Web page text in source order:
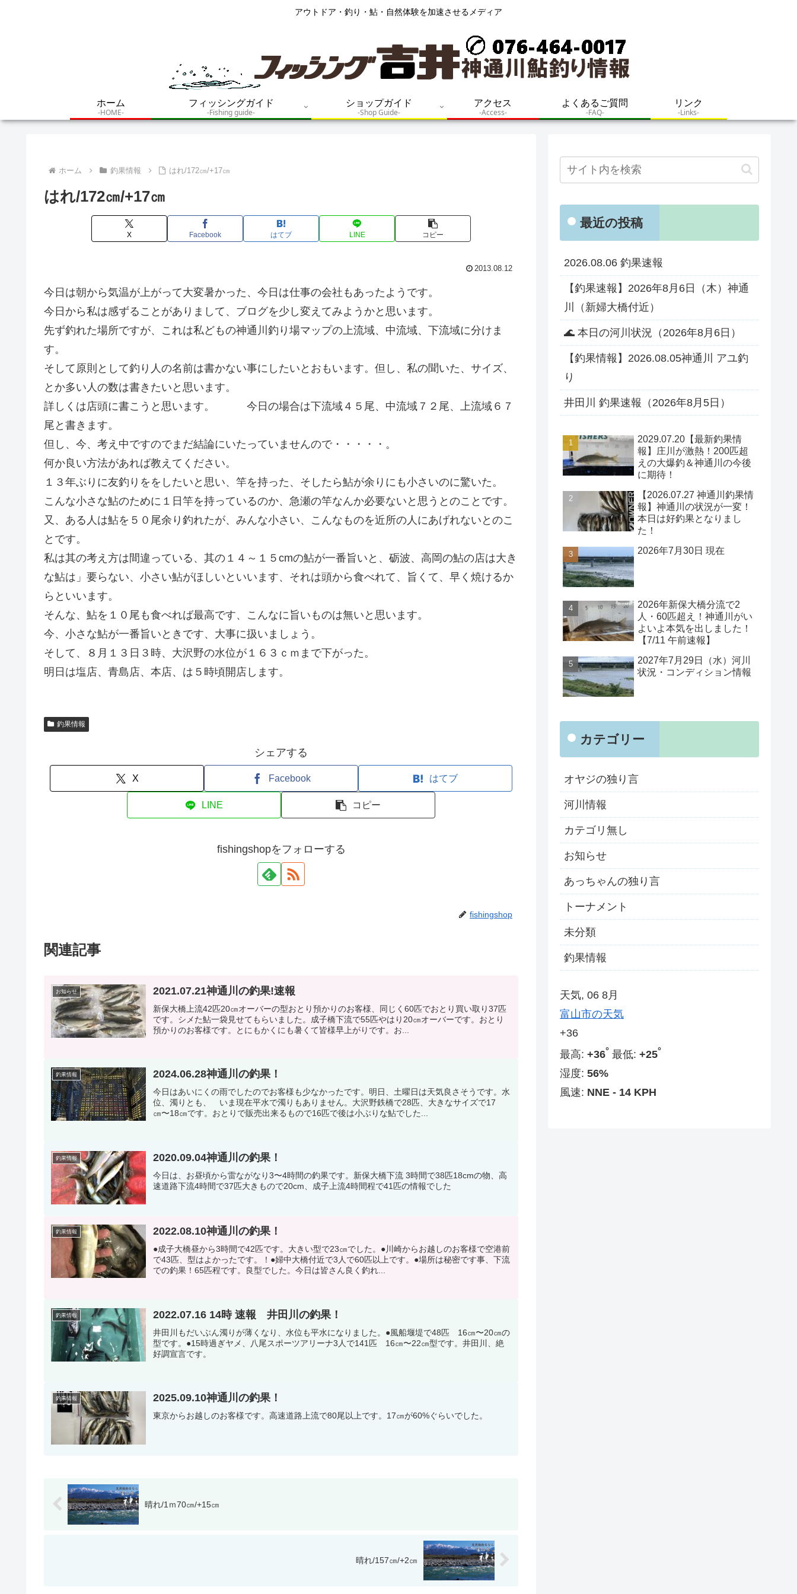
アウトドア・釣り・鮎・自然体験を加速させるメディア
ホーム
-HOME-
フィッシングガイド
-Fishing guide-
ショップガイド
-Shop Guide-
アクセス
-Access-
よくあるご質問
-FAQ-
リンク
-Links-
ホーム 釣果情報 はれ/172㎝/+17㎝
はれ/172㎝/+17㎝
X Facebook はてブ LINE コピー
2013.08.12
今日は朝から気温が上がって大変暑かった、今日は仕事の会社もあったようです。
今日から私は感ずることがありまして、ブログを少し変えてみようかと思います。
先ず釣れた場所ですが、これは私どもの神通川釣り場マップの上流域、中流域、下流域に分けま
す。
そして原則として釣り人の名前は書かない事にしたいとおもいます。但し、私の聞いた、サイズ、
とか多い人の数は書きたいと思います。
詳しくは店頭に書こうと思います。 今日の場合は下流域４５尾、中流域７２尾、上流域６７
尾と書きます。
但し、今、考え中ですのでまだ結論にいたっていませんので・・・・・。
何か良い方法があれば教えてください。
１３年ぶりに友釣りををしたいと思い、竿を持った、そしたら鮎が余りにも小さいのに驚いた。
こんな小さな鮎のために１日竿を持っているのか、急瀬の竿なんか必要ないと思うとのことです。
又、ある人は鮎を５０尾余り釣れたが、みんな小さい、こんなものを近所の人にあげれないとのこ
とです。
私は其の考え方は間違っている、其の１４～１５cmの鮎が一番旨いと、砺波、高岡の鮎の店は大き
な鮎は」要らない、小さい鮎がほしいといいます、それは頭から食べれて、旨くて、早く焼けるか
らといいます。
そんな、鮎を１０尾も食べれば最高です、こんなに旨いものは無いと思います。
今、小さな鮎が一番旨いときです、大事に扱いましょう。
そして、８月１３日３時、大沢野の水位が１６３ｃｍまで下がった。
明日は塩店、青島店、本店、は５時頃開店します。
釣果情報
シェアする
X Facebook はてブ
LINE コピー
fishingshopをフォローする
fishingshop
関連記事
お知らせ 2021.07.21神通川の釣果!速報
新保大橋上流42匹20㎝オーバーの型おとり預かりのお客様、同じく60匹でおとり買い取り37匹
です。シメた鮎一袋見せてもらいました。成子橋下流で55匹やはり20㎝オーバーです。おとり
預かりのお客様です。とにもかくにも暑くて皆様早上がりです。お...
釣果情報 2024.06.28神通川の釣果！
今日はあいにくの雨でしたのでお客様も少なかったです。明日、土曜日は天気良さそうです。水
位、濁りとも、 いま現在平水で濁りもありません。大沢野鉄橋で28匹、大きなサイズで17
㎝〜18㎝です。おとりで販売出来るもので16匹で後は小ぶりな鮎でした...
釣果情報 2020.09.04神通川の釣果！
今日は、お昼頃から雷ながなり3〜4時間の釣果です。新保大橋下流 3時間で38匹18cmの物、高
速道路下流4時間で37匹大きもので20cm、成子上流4時間程で41匹の情報でした
釣果情報 2022.08.10神通川の釣果！
●成子大橋昼から3時間で42匹です。大きい型で23㎝でした。●川崎からお越しのお客様で空港前
で43匹、型はよかったです。！●婦中大橋付近で3人で60匹以上です。●場所は秘密です事、下流
での釣果！65匹程です。良型でした。今日は皆さん良く釣れ...
釣果情報 2022.07.16 14時 速報 井田川の釣果！
井田川もだいぶん濁りが薄くなり、水位も平水になりました。●風船堰堤で48匹 16㎝〜20㎝の
型です。●15時過ぎヤメ、八尾スポーツアリーナ3人で141匹 16㎝〜22㎝型です。井田川、絶
好調宣言です。
釣果情報 2025.09.10神通川の釣果！
東京からお越しのお客様です。高速道路上流で80尾以上です。17㎝が60%ぐらいでした。
晴れ/1ｍ70㎝/+15㎝
晴れ/157㎝/+2㎝
最近の投稿
2026.08.06 釣果速報
【釣果速報】2026年8月6日（木）神通
川（新婦大橋付近）
🌊 本日の河川状況（2026年8月6日）
【釣果情報】2026.08.05神通川 アユ釣
り
井田川 釣果速報（2026年8月5日）
2029.07.20【最新釣果情
報】庄川が激熱！200匹超
えの大爆釣＆神通川の今後
に期待！
【2026.07.27 神通川釣果情
報】神通川の状況が一変！
本日は好釣果となりまし
た！
2026年7月30日 現在
2026年新保大橋分流で2
人・60匹超え！神通川がい
よいよ本気を出しました！
【7/11 午前速報】
2027年7月29日（水）河川
状況・コンディション情報
カテゴリー
オヤジの独り言
河川情報
カテゴリ無し
お知らせ
あっちゃんの独り言
トーナメント
未分類
釣果情報
天気, 06 8月
富山市の天気
+36
最高: +36° 最低: +25°
湿度: 56%
風速: NNE - 14 KPH